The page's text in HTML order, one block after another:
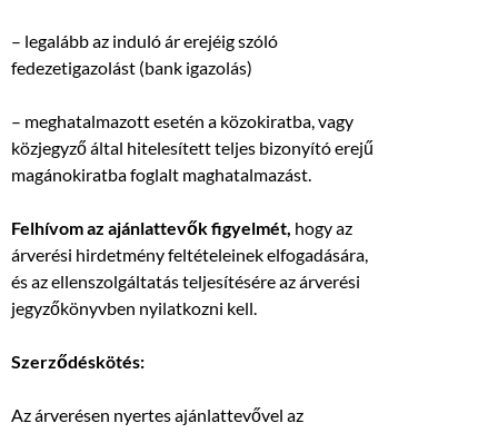
– legalább az induló ár erejéig szóló
fedezetigazolást (bank igazolás)
– meghatalmazott esetén a közokiratba, vagy
közjegyző által hitelesített teljes bizonyító erejű
magánokiratba foglalt maghatalmazást.
Felhívom az ajánlattevők figyelmét, hogy az
árverési hirdetmény feltételeinek elfogadására,
és az ellenszolgáltatás teljesítésére az árverési
jegyzőkönyvben nyilatkozni kell.
Szerződéskötés:
Az árverésen nyertes ajánlattevővel az